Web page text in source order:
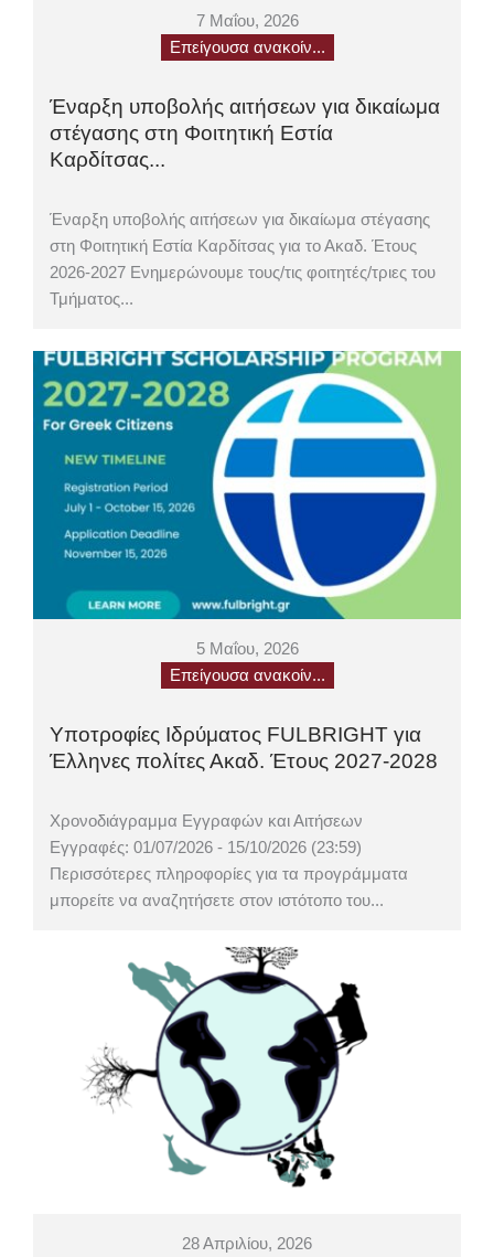
7 Μαΐου, 2026
Επείγουσα ανακοίν...
Έναρξη υποβολής αιτήσεων για δικαίωμα
στέγασης στη Φοιτητική Εστία
Καρδίτσας...
Έναρξη υποβολής αιτήσεων για δικαίωμα στέγασης
στη Φοιτητική Εστία Καρδίτσας για το Ακαδ. Έτους
2026-2027 Ενημερώνουμε τους/τις φοιτητές/τριες του
Τμήματος...
5 Μαΐου, 2026
Επείγουσα ανακοίν...
Υποτροφίες Ιδρύματος FULBRIGHT για
Έλληνες πολίτες Ακαδ. Έτους 2027-2028
Χρονοδιάγραμμα Εγγραφών και Αιτήσεων
Εγγραφές: 01/07/2026 - 15/10/2026 (23:59)
Περισσότερες πληροφορίες για τα προγράμματα
μπορείτε να αναζητήσετε στον ιστότοπο του...
28 Απριλίου, 2026